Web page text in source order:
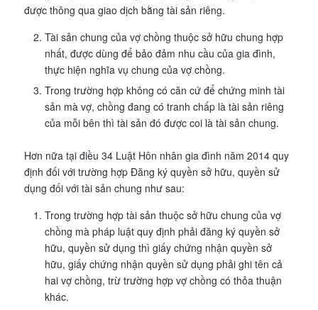
được thông qua giao dịch bằng tài sản riêng.
Tài sản chung của vợ chồng thuộc sở hữu chung hợp
nhất, được dùng để bảo đảm nhu cầu của gia đình,
thực hiện nghĩa vụ chung của vợ chồng.
Trong trường hợp không có căn cứ để chứng minh tài
sản mà vợ, chồng đang có tranh chấp là tài sản riêng
của mỗi bên thì tài sản đó được coi là tài sản chung.
Hơn nữa tại điều 34 Luật Hôn nhân gia đình năm 2014 quy
định đối với trường hợp Đăng ký quyền sở hữu, quyền sử
dụng đối với tài sản chung như sau:
Trong trường hợp tài sản thuộc sở hữu chung của vợ
chồng mà pháp luật quy định phải đăng ký quyền sở
hữu, quyền sử dụng thì giấy chứng nhận quyền sở
hữu, giấy chứng nhận quyền sử dụng phải ghi tên cả
hai vợ chồng, trừ trường hợp vợ chồng có thỏa thuận
khác.